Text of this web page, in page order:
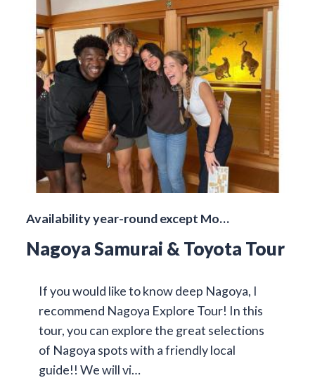
Availability year-round except Mo…
Nagoya Samurai & Toyota Tour
If you would like to know deep Nagoya, I
recommend Nagoya Explore Tour! In this
tour, you can explore the great selections
of Nagoya spots with a friendly local
guide!! We will vi…